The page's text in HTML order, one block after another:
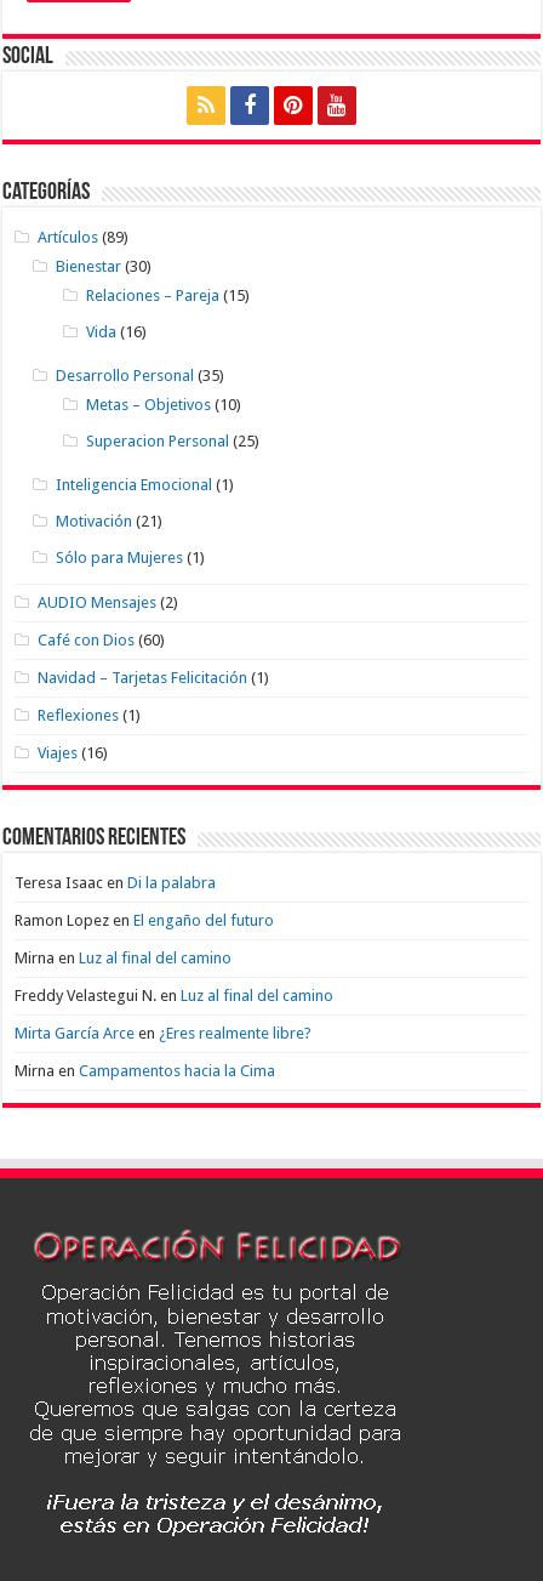
Social
Categorías
Artículos (89)
Bienestar (30)
Relaciones – Pareja (15)
Vida (16)
Desarrollo Personal (35)
Metas – Objetivos (10)
Superacion Personal (25)
Inteligencia Emocional (1)
Motivación (21)
Sólo para Mujeres (1)
AUDIO Mensajes (2)
Café con Dios (60)
Navidad – Tarjetas Felicitación (1)
Reflexiones (1)
Viajes (16)
Comentarios recientes
Teresa Isaac enDi la palabra
Ramon Lopez enEl engaño del futuro
Mirna enLuz al final del camino
Freddy Velastegui N. enLuz al final del camino
Mirta García Arce en ¿Eres realmente libre?
Mirna enCampamentos hacia la Cima